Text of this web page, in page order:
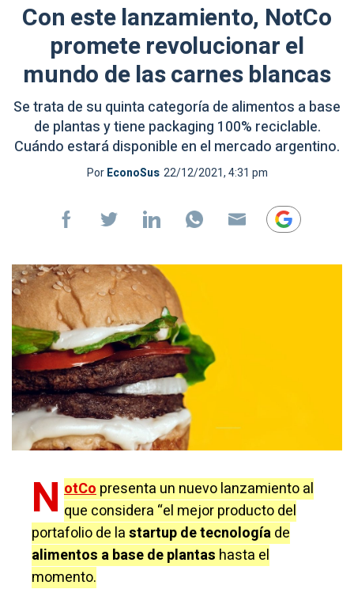
Con este lanzamiento, NotCo
promete revolucionar el
mundo de las carnes blancas
Se trata de su quinta categoría de alimentos a base
de plantas y tiene packaging 100% reciclable.
Cuándo estará disponible en el mercado argentino.
PorEconoSus 22/12/2021, 4:31 pm
N otCopresenta un nuevo lanzamiento al
que considera “el mejor producto del
portafolio de lastartup de tecnologíade
alimentos a base de plantas hasta el
momento.